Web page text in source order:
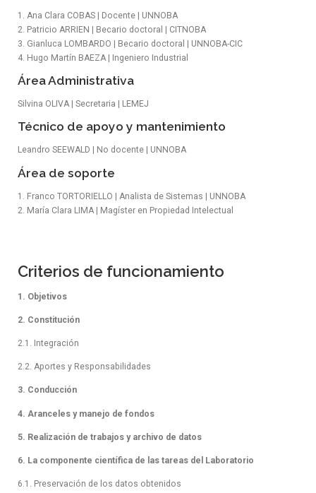
1. Ana Clara COBAS | Docente | UNNOBA
2. Patricio ARRIEN | Becario doctoral | CITNOBA
3. Gianluca LOMBARDO | Becario doctoral | UNNOBA-CIC
4. Hugo Martín BAEZA | Ingeniero Industrial
Área Administrativa
Silvina OLIVA | Secretaria | LEMEJ
Técnico de apoyo y mantenimiento
Leandro SEEWALD | No docente | UNNOBA
Área de soporte
1. Franco TORTORIELLO | Analista de Sistemas | UNNOBA
2. María Clara LIMA | Magíster en Propiedad Intelectual
Criterios de funcionamiento
1. Objetivos
2. Constitución
2.1. Integración
2.2. Aportes y Responsabilidades
3. Conducción
4. Aranceles y manejo de fondos
5. Realización de trabajos y archivo de datos
6. La componente científica de las tareas del Laboratorio
6.1. Preservación de los datos obtenidos